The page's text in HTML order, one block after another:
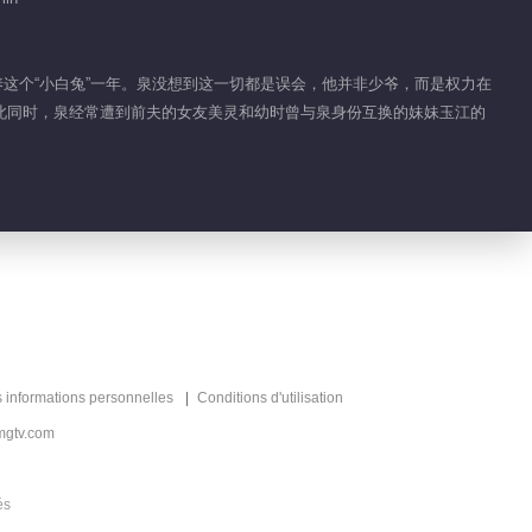
个“小白兔”一年。泉没想到这一切都是误会，他并非少爷，而是权力在
时，泉经常遭到前夫的女友美灵和幼时曾与泉身份互换的妹妹玉江的
informations personnelles Conditions d'utilisation